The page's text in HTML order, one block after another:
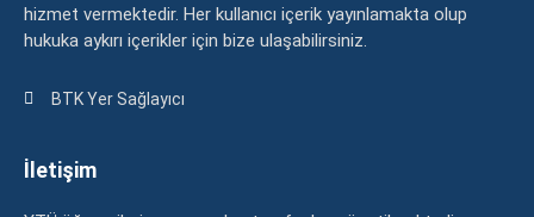
hizmet vermektedir. Her kullanıcı içerik yayınlamakta olup
hukuka aykırı içerikler için bize ulaşabilirsiniz.
BTK Yer Sağlayıcı
İletişim